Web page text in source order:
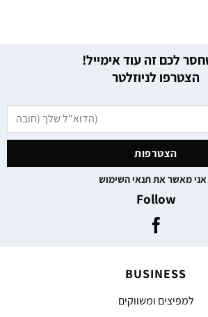
לכם זה עוד אימייל!
הצטרפו לניוזלטר
אני מאשר את תנאי השימוש
Follow
BUSINESS
למפיצים ומשווקים